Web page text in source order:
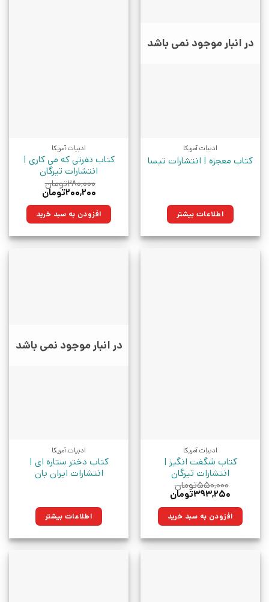
در انبار موجود نمی باشد
ادبیات آمریکا
کتاب معجزه | انتشارات تیسا
اطلاعات بیشتر
ادبیات آمریکا
کتاب نفرتی که می کاری |
انتشارات تیرگان
۲۸۰,۰۰۰تومان
قیمت
۲۸۰,۰۰۰تومان
بود.
۲۰۰,۲۰۰تومان
۲۰۰,۲۰۰تومان.افزودن به سبد خرید
ادبیات آمریکا
کتاب شگفت انگیز |
انتشارات تیرگان
۵۵۰,۰۰۰تومان
قیمت
۵۵۰,۰۰۰تومان
بود.
۳۹۳,۲۵۰تومان
۳۹۳,۲۵۰تومان.افزودن به سبد خرید
در انبار موجود نمی باشد
ادبیات آمریکا
کتاب دختر ستاره ای |
انتشارات ایران بان
اطلاعات بیشتر